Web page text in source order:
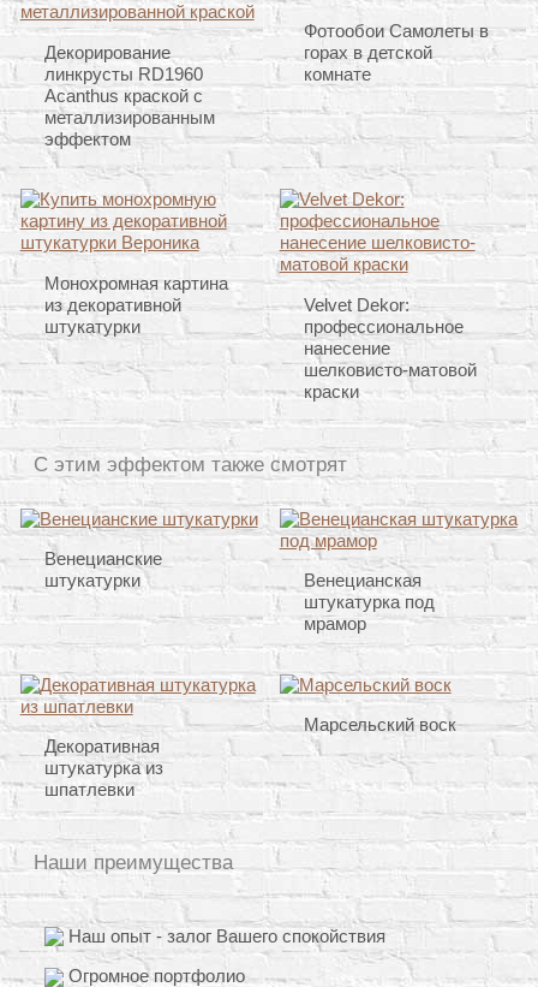
Декорирование
линкрусты RD1960
Acanthus краской с
металлизированным
эффектом
Фотообои Самолеты в
горах в детской
комнате
Монохромная картина
из декоративной
штукатурки
Velvet Dekor:
профессиональное
нанесение
шелковисто-матовой
краски
С этим эффектом также смотрят
Венецианские
штукатурки
Венецианская
штукатурка под
мрамор
Декоративная
штукатурка из
шпатлевки
Марсельский воск
Наши преимущества
Наш опыт - залог Вашего спокойствия
Огромное портфолио